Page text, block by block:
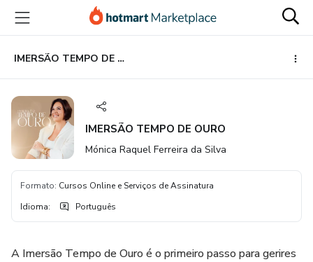
para
conteúdo
principal
para
pagamento
para
rodapé
IMERSÃO TEMPO DE OURO
IMERSÃO TEMPO DE OURO
Mónica Raquel Ferreira da Silva
Formato: Cursos Online e Serviços de Assinatura
Idioma: Português
A Imersão Tempo de Ouro é o primeiro passo para gerires